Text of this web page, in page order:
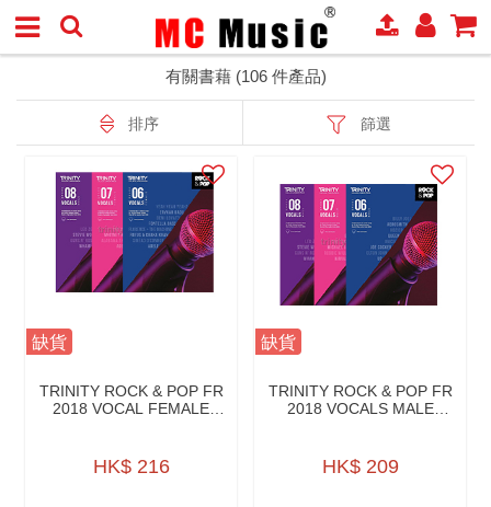
有關書藉 (106 件產品)
排序 篩選
缺貨
TRINITY ROCK & POP FR
2018 VOCAL FEMALE
HK$ 216
缺貨
TRINITY ROCK & POP FR
2018 VOCALS MALE
HK$ 209